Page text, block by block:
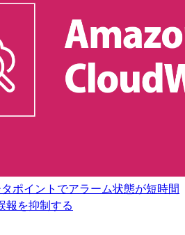
ポイントでアラーム状態が短時間
報を抑制する